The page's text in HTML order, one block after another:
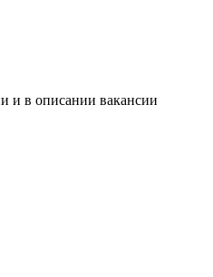
и в описании вакансии